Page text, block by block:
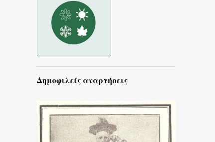
Δημοφιλείς αναρτήσεις